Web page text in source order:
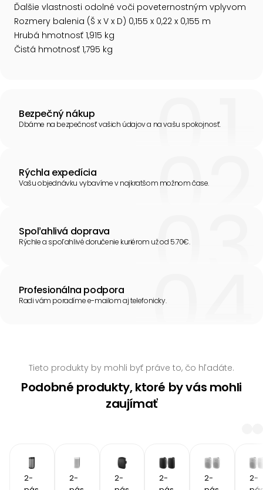
Ďalšie vlastnosti odolné voči poveternostným vplyvom
Rozmery balenia (Š x V x D) 0,155 x 0,22 x 0,155 m
Hrubá hmotnosť 1,915 kg
Čistá hmotnosť 1,795 kg
Bezpečný nákup
Dbáme na bezpečnosť vašich údajov a na vašu spokojnosť.
Rýchla expedícia
Vašu objednávku vybavíme v najkratšom možnom čase.
Spoľahlivá doprava
Rýchle a spoľahlivé doručenie kuriérom už od 5.70€.
Profesionálna podpora
Radi vám poradíme e-mailom aj telefonicky.
Tieto produkty by mohli byť práve to, čo hľadáte.
Podobné produkty, ktoré by vás mohli
zaujímať
2-
2-
2-
2-
2-
2-